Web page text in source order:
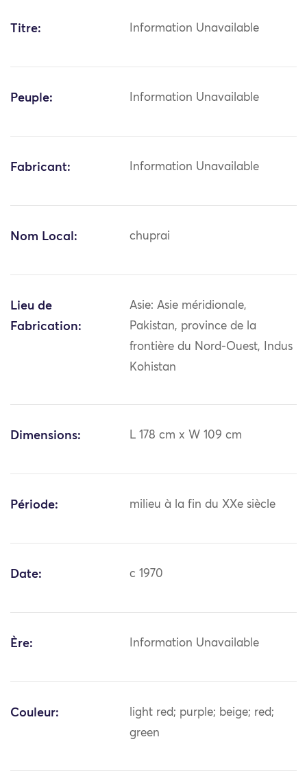
Titre: Information Unavailable
Peuple: Information Unavailable
Fabricant: Information Unavailable
Nom Local: chuprai
Lieu de
Fabrication:
Asie: Asie méridionale,
Pakistan, province de la
frontière du Nord-Ouest, Indus
Kohistan
Dimensions: L 178 cm x W 109 cm
Période: milieu à la fin du XXe siècle
Date: c 1970
Ère: Information Unavailable
Couleur:
light red; purple; beige; red;
green